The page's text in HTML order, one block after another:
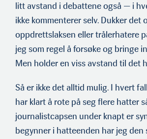
litt av­stand i debattene også — i
ikke kommenterer selv. Dukker det
oppdrettslaksen eller trålerha­tere
jeg som regel å forsøke og bringe
Men holder en viss avstand til det
Så er ikke det alltid mulig. I hvert
har klart å rote på seg flere hatter
journalistcapsen under knapt er
begynner i hatteenden har jeg den